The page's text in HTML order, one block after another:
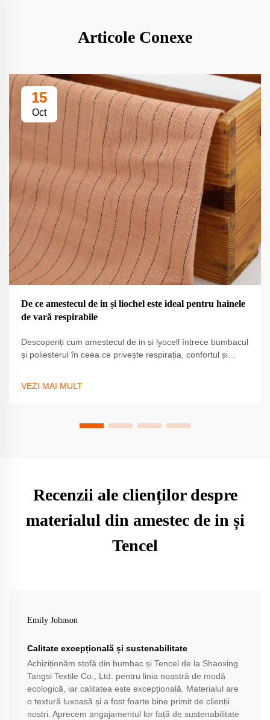
Articole Conexe
15
Oct
De ce amestecul de in și liochel este ideal pentru hainele
de vară respirabile
Descoperiți cum amestecul de in și lyocell întrece bumbacul
și poliesterul în ceea ce privește respirația, confortul și
VEZI MAI MULT
Recenzii ale clienților despre
materialul din amestec de in și
Tencel
Emily Johnson
Calitate excepțională și sustenabilitate
Achiziționăm stofă din bumbac și Tencel de la Shaoxing
Tangsi Textile Co., Ltd. pentru linia noastră de modă
ecologică, iar calitatea este excepțională. Materialul are
o textură luxoasă și a fost foarte bine primit de clienții
noștri. Aprecem angajamentul lor față de sustenabilitate